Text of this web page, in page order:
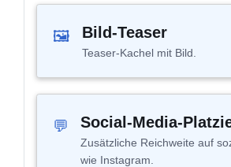
🖼 Bild-Teaser
Teaser-Kachel mit Bild.
💬 Social-Media-
Zusätzliche Reichweite auf
wie Instagram.